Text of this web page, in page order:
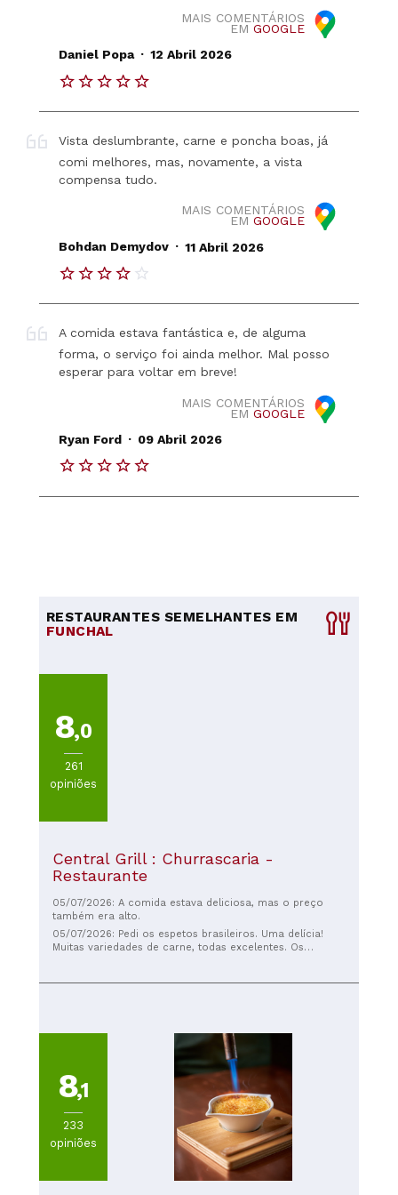
MAIS COMENTÁRIOS
EM GOOGLE
Daniel Popa . 12 Abril 2026
Vista deslumbrante, carne e poncha boas, já
comi melhores, mas, novamente, a vista
compensa tudo.
MAIS COMENTÁRIOS
EM GOOGLE
Bohdan Demydov . 11 Abril 2026
A comida estava fantástica e, de alguma
forma, o serviço foi ainda melhor. Mal posso
esperar para voltar em breve!
MAIS COMENTÁRIOS
EM GOOGLE
Ryan Ford . 09 Abril 2026
RESTAURANTES SEMELHANTES EM
FUNCHAL
8,0
261
opiniões
Central Grill : Churrascaria -
Restaurante
05/07/2026: A comida estava deliciosa, mas o preço
também era alto.
05/07/2026: Pedi os espetos brasileiros. Uma delícia!
Muitas variedades de carne, todas excelentes. Os
sonoro e continuam enchendo os pratos até você ficar
8,1
233
opiniões